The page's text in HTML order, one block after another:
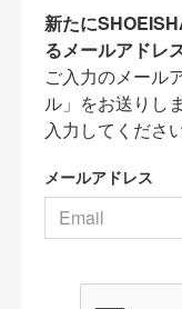
新たに
るメールアドレ
ご入力のメール
ル」をお送りし
入力してください
メールアドレス